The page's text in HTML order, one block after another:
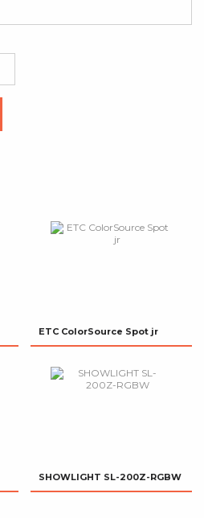
ETC ColorSource Spot jr
SHOWLIGHT SL-200Z-RGBW